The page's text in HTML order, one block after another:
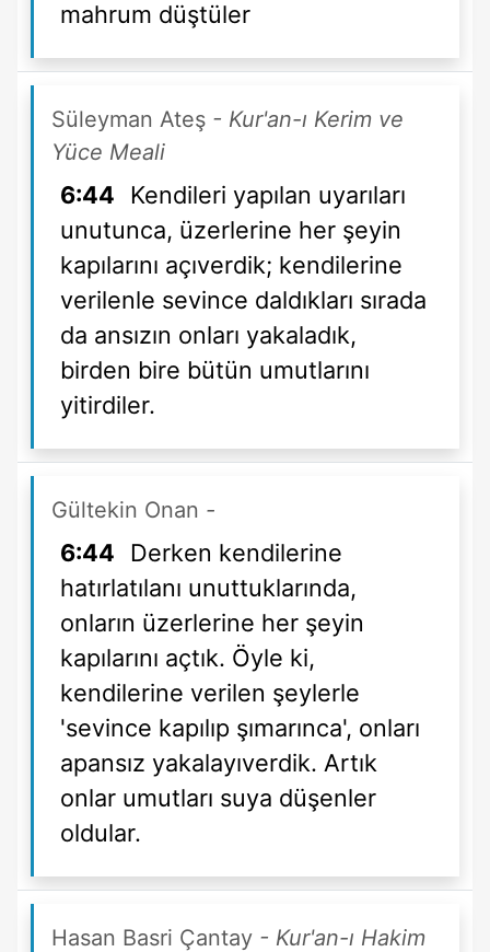
mahrum düştüler
Süleyman Ateş - Kur'an-ı Kerim ve
Yüce Meali
6:44
Kendileri yapılan uyarıları
unutunca, üzerlerine her şeyin
kapılarını açıverdik; kendilerine
verilenle sevince daldıkları sırada
da ansızın onları yakaladık,
birden bire bütün umutlarını
yitirdiler.
Gültekin Onan -
6:44
Derken kendilerine
hatırlatılanı unuttuklarında,
onların üzerlerine her şeyin
kapılarını açtık. Öyle ki,
kendilerine verilen şeylerle
'sevince kapılıp şımarınca', onları
apansız yakalayıverdik. Artık
onlar umutları suya düşenler
oldular.
Hasan Basri Çantay - Kur'an-ı Hakim